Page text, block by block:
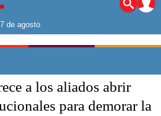
La ciudad
Punta Alta
El mundo
Seguridad
de agosto
a los aliados abrir
para demorar la